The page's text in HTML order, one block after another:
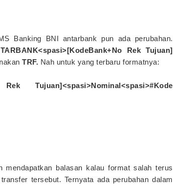
Banking BNI antarbank pun ada perubahan.
Rek Tujuan]
TRF. Nah untuk yang terbaru formatnya:
Rek Tujuan]<spasi>Nominal<spasi>#Kode
balasan kalau format salah terus
tersebut. Ternyata ada perubahan dalam